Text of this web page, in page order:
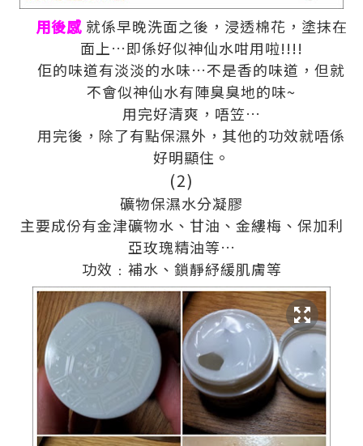
用後感 就係早晚洗面之後，浸透棉花，塗抹在
面上…即係好似神仙水咁用啦!!!!
佢的味道有淡淡的水味…不是香的味道，但就
不會似神仙水有陣臭臭地的味~
用完好清爽，唔笠…
用完後，除了有點保濕外，其他的功效就唔係
好明顯住。
(2)
礦物保濕水分凝膠
主要成份有金津礦物水、甘油、金縷梅、保加利
亞玫瑰精油等…
功效﹕補水、鎖靜紓緩肌膚等